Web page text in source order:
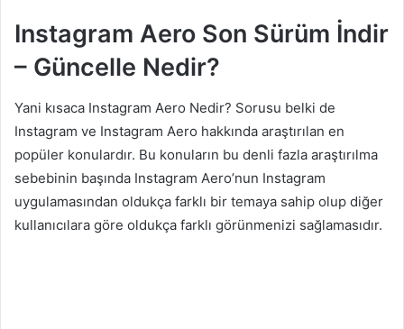
Instagram Aero Son Sürüm İndir
– Güncelle Nedir?
Yani kısaca Instagram Aero Nedir? Sorusu belki de
Instagram ve Instagram Aero hakkında araştırılan en
popüler konulardır. Bu konuların bu denli fazla araştırılma
sebebinin başında Instagram Aero’nun Instagram
uygulamasından oldukça farklı bir temaya sahip olup diğer
kullanıcılara göre oldukça farklı görünmenizi sağlamasıdır.